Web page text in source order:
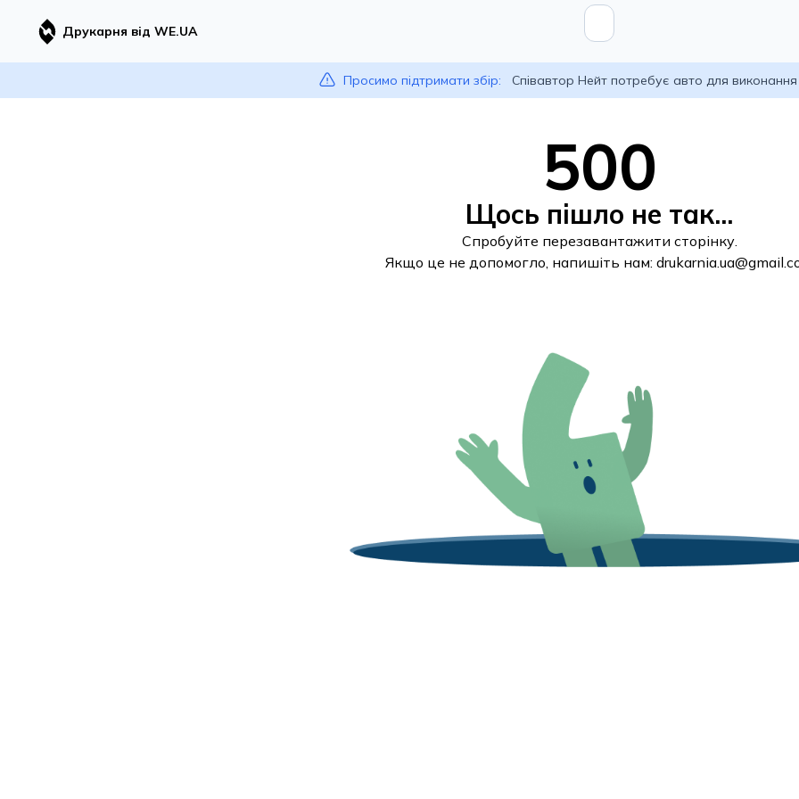
Друкарня від WE.UA
Просимо підтримати збір: Співавтор Нейт потребує авто для
500
Щось пішло не так...
Спробуйте перезавантажити сторінку.
Якщо це не допомогло, напишіть нам: